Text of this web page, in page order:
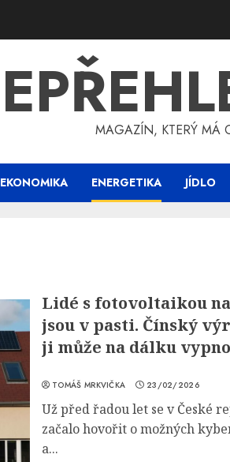
MAGAZÍN, KTERÝ MÁ
EKONOMIKA ENERGETIKA JÍDLO
Lidé s fotovoltaikou
jsou v pasti. Čínský
ji může na dálku
TOMÁŠ MRKVIČKA 23/02/2026
Už před řadou let se v České
začalo hovořit o možných
a...